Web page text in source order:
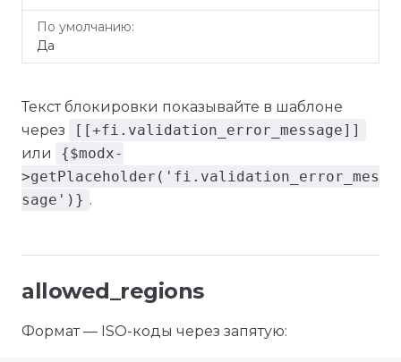
Да
Текст блокировки показывайте в шаблоне
через
[[+fi.validation_error_message]]
или
{$modx-
>getPlaceholder('fi.validation_error_mes
sage')} .
allowed_regions
Формат — ISO-коды через запятую: